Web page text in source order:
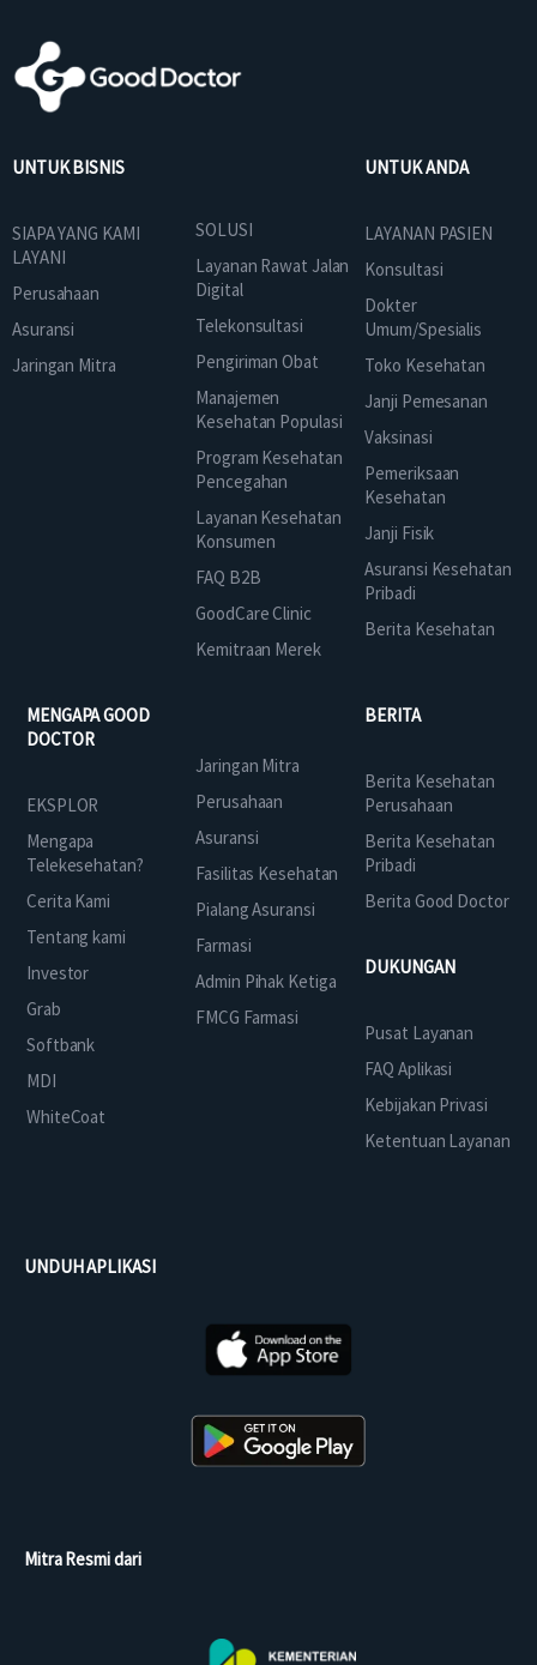
UNTUK BISNIS
SIAPA YANG KAMI
LAYANI
Perusahaan
Asuransi
Jaringan Mitra
SOLUSI
Layanan Rawat Jalan
Digital
Telekonsultasi
Pengiriman Obat
Manajemen
Kesehatan Populasi
Program Kesehatan
Pencegahan
Layanan Kesehatan
Konsumen
FAQ B2B
GoodCare Clinic
Kemitraan Merek
UNTUK ANDA
LAYANAN PASIEN
Konsultasi
Dokter
Umum/Spesialis
Toko Kesehatan
Janji Pemesanan
Vaksinasi
Pemeriksaan
Kesehatan
Janji Fisik
Asuransi Kesehatan
Pribadi
Berita Kesehatan
MENGAPA GOOD
DOCTOR
EKSPLOR
Mengapa
Telekesehatan?
Cerita Kami
Tentang kami
Investor
Grab
Softbank
MDI
WhiteCoat
Jaringan Mitra
Perusahaan
Asuransi
Fasilitas Kesehatan
Pialang Asuransi
Farmasi
Admin Pihak Ketiga
FMCG Farmasi
BERITA
Berita Kesehatan
Perusahaan
Berita Kesehatan
Pribadi
Berita Good Doctor
DUKUNGAN
Pusat Layanan
FAQ Aplikasi
Kebijakan Privasi
Ketentuan Layanan
UNDUH APLIKASI
Mitra Resmi dari